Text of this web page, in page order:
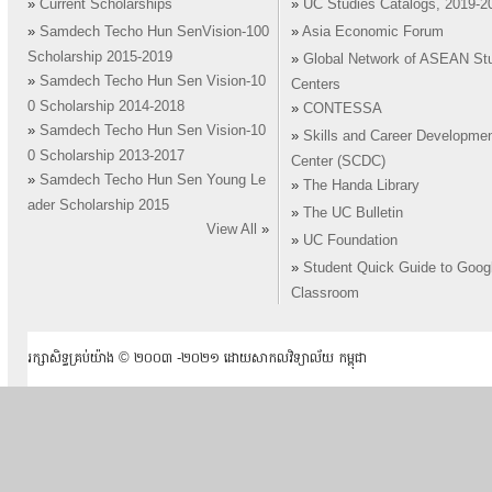
» Current Scholarships
» Samdech Techo Hun SenVision-100
Scholarship 2015-2019
» Samdech Techo Hun Sen Vision-10
0 Scholarship 2014-2018
» Samdech Techo Hun Sen Vision-10
0 Scholarship 2013-2017
» Samdech Techo Hun Sen Young Le
ader Scholarship 2015
View All
»
» UC Studies Catalogs, 2019-
» Asia Economic Forum
» Global Network of ASEAN
Centers
» CONTESSA
» Skills and Career
Center (SCDC)
»
The Handa Library
»
The UC Bulletin
» UC Foundation
» Student Quick Guide to
Classroom
រក្សាសិទ្ធគ្រប់យ៉ាង ​© ២០០៣ -២០២១ ដោយសាកលវិទ្យាល័យ កម្ពុជា